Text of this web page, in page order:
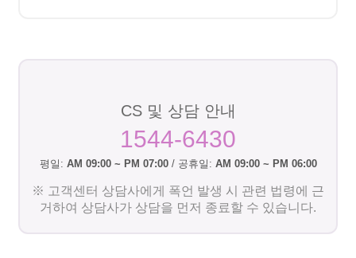
CS 및 상담 안내
1544-6430
평일: AM 09:00 ~ PM 07:00 / 공휴일: AM 09:00 ~ PM 06:00
※ 고객센터 상담사에게 폭언 발생 시 관련 법령에 근
거하여 상담사가 상담을 먼저 종료할 수 있습니다.